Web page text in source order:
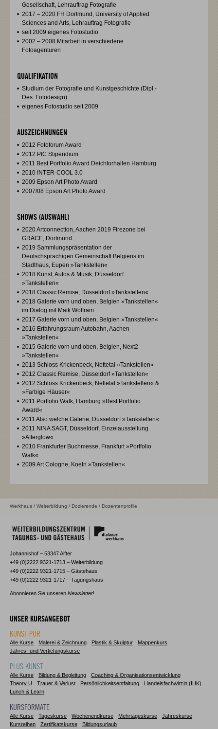
Gesellschaft, Lehrauftrag Fotografie
2017 – 2020 FH Dortmund, University of Applied
Sciences and Arts, Lehrauftrag Fotografie
seit 2009 eigenes Fotostudio
2002 – 2008 Mitarbeit in verschiedene
Fotoagenturen
QUALIFIKATION
Studium der Fotografie und Kunstgeschichte (Dipl.-
Des. Fotodesign)
eigenes Fotostudio seit 2009
AUSZEICHNUNGEN
2012 Fotoforum Award
2012 PIC Stipendium
2011 Best Portfolio Award Deichtorhallen Hamburg
2010 INTER-COOL 3.0
2009 Epson Art Photo Award
2007/08 Epson Art Photo Award
SHOWS (AUSWAHL)
2020 Artconnection, Aachen 2019 Firezone bei
GRACE, Dortmund
2019 Sammlungspräsentation der
Deutschsprachigen Gemeinschaft Belgiens im
Stadthaus, Eupen »Tankstellen«
2018 Kunst, Autos & Musik, Düsseldorf
»Tankstellen«
2018 Classic Remise, Düsseldorf »Tankstellen«
2018 Galerie vorn und oben, Belgien »Tankstellen«
im Dialog mit Maik Wolfram
2017 Galerie vorn und oben, Belgien »Tankstellen«
2016 Erfahrungsraum Autobahn, Aachen
»Tankstellen«
2015 Galerie vorn und oben, Belgien, Next2
»Tankstellen«
2013 Schloss Krickenbeck, Nettetal »Tankstellen«
2012 Classic Remise, Düsseldorf »Tankstellen«
2012 Schloss Krickenbeck, Nettetal »Tankstellen« &
»Farbige Häuser«
2011 Portfolio Walk, Hamburg »Best Portfolio
Award«
2011 Also welche Galerie, Düsseldorf »Tankstellen«
2011 NINA SAGT, Düsseldorf, Einzelausstellung
»Afterglow«
2010 Frankfurter Buchmesse, Frankfurt »Portfolio
Walk«
2009 Art Cologne, Koeln »Tankstellen«
Werkhaus / Weiterbildung / Dozierende / Dozentenprofile
Johannishof – 53347 Alfter
+49 (0)2222 9321-1713 – Weiterbildung
+49 (0)2222 9321-1715 – Gästehaus
+49 (0)2222 9321-1717 – Tagungshaus
Abonnieren Sie unseren Newsletter!
UNSER KURSANGEBOT
KUNST PUR
Alle Kurse Malerei & Zeichnung Plastik & Skulptur
Mappenkurs
Jahres- und Vertiefungskurse
PLUS KUNST
Alle Kurse Bildung & Begleitung
Coaching & Organisationsentwicklung
Theory U
Trauer & Verlust Persönlichkeitsentfaltung
Handelsfachwirt:in (IHK)
Lunch & Learn
KURSFORMATE
Alle Kurse Tageskurse Wochenendkurse Mehrtageskurse
Jahreskurse
Kursreihen
Zertifikatskurse Bildungsurlaub